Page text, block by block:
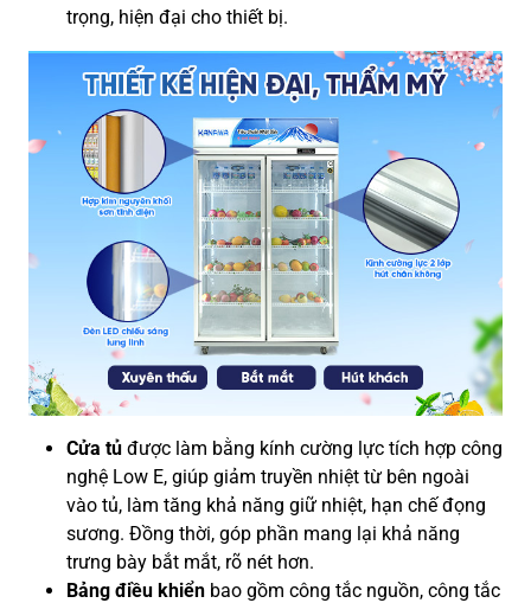
trọng, hiện đại cho thiết bị.
Cửa tủ được làm bằng kính cường lực tích hợp công
nghệ Low E, giúp giảm truyền nhiệt từ bên ngoài
vào tủ, làm tăng khả năng giữ nhiệt, hạn chế đọng
sương. Đồng thời, góp phần mang lại khả năng
trưng bày bắt mắt, rõ nét hơn.
Bảng điều khiển bao gồm công tắc nguồn, công tắc